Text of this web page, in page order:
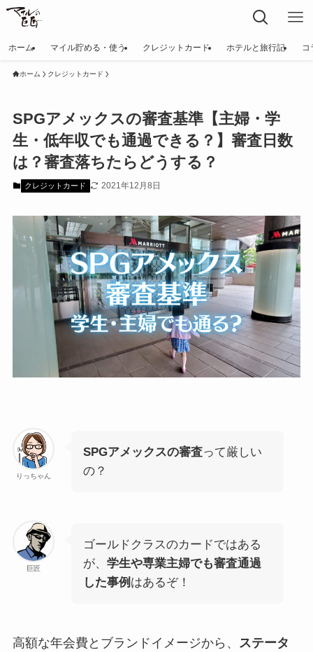
ホーム マイル貯める・使う クレジットカード ホテルと旅行記 コ
ホーム クレジットカード
SPGアメックスの審査基準【主婦・学
生・低年収でも通過できる？】審査日数
は？審査落ちたらどうする？
クレジットカード 2021年12月8日
りっちゃん
SPGアメックスの審査って厳しい
の？
巨匠
ゴールドクラスのカードではある
が、 学生や専業主婦でも審査通過
した事例 はあるぞ！
高額な年会費とブランドイメージから、
ステータ